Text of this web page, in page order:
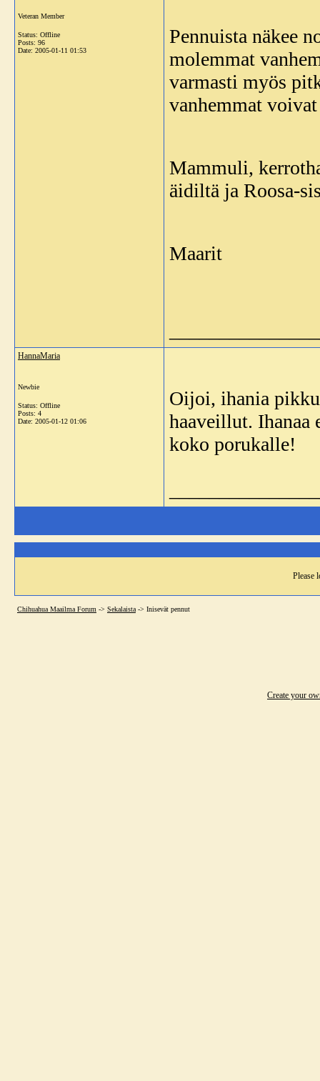
Veteran Member
Status: Offline
Posts: 96
Date: 2005-01-11 01:53
Pennuista näkee
molemmat
varmasti myös
vanhemmat
Mammuli,
äidiltä ja Roosa-
Maarit
HannaMaria
Newbie
Status: Offline
Posts: 4
Date: 2005-01-12 01:06
Oijoi, ihania
haaveillut. Ihanaa
koko porukalle!
Please
Chihuahua Maailma Forum -> Sekalaista -> Inisevät pennut
Create your